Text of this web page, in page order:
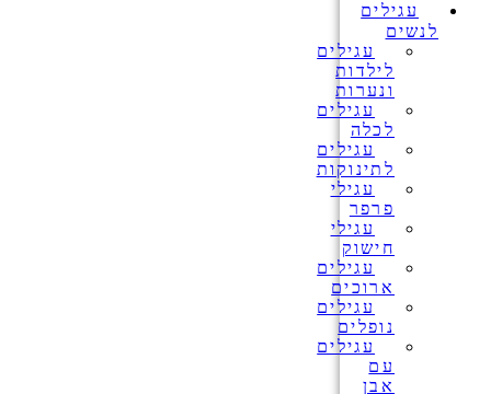
עגילים
לנשים
עגילים
לילדות
ונערות
עגילים
לכלה
עגילים
לתינוקות
עגילי
פרפר
עגילי
חישוק
עגילים
ארוכים
עגילים
נופלים
עגילים
עם
אבן